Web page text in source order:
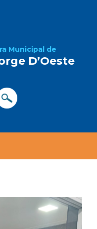
Municipal de
D’Oeste